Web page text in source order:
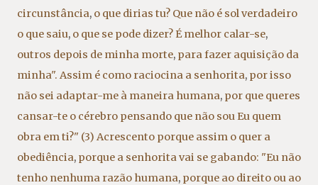
circunstância, o que dirias tu? Que não é sol verdadeiro
o que saiu, o que se pode dizer? É melhor calar-se,
outros depois de minha morte, para fazer aquisição da
minha". Assim é como raciocina a senhorita, por isso
não sei adaptar-me à maneira humana, por que queres
cansar-te o cérebro pensando que não sou Eu quem
obra em ti?" (3) Acrescento porque assim o quer a
obediência, porque a senhorita vai se gabando: "Eu não
tenho nenhuma razão humana, porque ao direito ou ao